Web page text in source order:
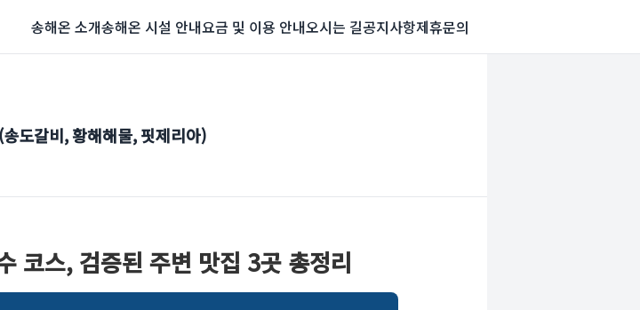
송해온 소개송해온 시설 안내요금 및 이용 안내오시는 길공지사항제휴문의
도갈비, 황해해물, 핏제리아)
코스, 검증된 주변 맛집 3곳 총정리